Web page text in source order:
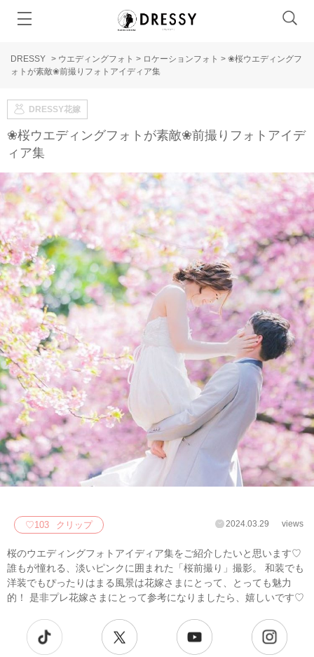
DRESSY > ウエディングフォト > ロケーションフォト > ❀桜ウエディングフ
ォトが素敵❀前撮りフォトアイディア集
DRESSY花嫁
❀桜ウエディングフォトが素敵❀前撮りフォトアイデ
ィア集
♡103 クリップ 2024.03.29 views
桜のウエディングフォトアイディア集をご紹介したいと思います♡
誰もが憧れる、淡いピンクに囲まれた「桜前撮り」撮影。 和装でも
洋装でもぴったりはまる風景は花嫁さまにとって、とっても魅力
的！ 是非プレ花嫁さまにとって参考になりましたら、嬉しいです♡